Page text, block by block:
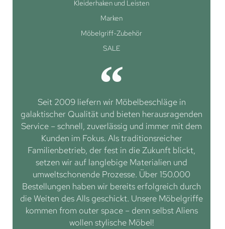
Kleiderhaken und Leisten
Marken
Möbelgriff-Zubehör
SALE
Seit 2009 liefern wir Möbelbeschläge in
galaktischer Qualität und bieten herausragenden
Service – schnell, zuverlässig und immer mit dem
Kunden im Fokus. Als traditionsreicher
Familienbetrieb, der fest in die Zukunft blickt,
setzen wir auf langlebige Materialien und
umweltschonende Prozesse. Über 150.000
Bestellungen haben wir bereits erfolgreich durch
die Weiten des Alls geschickt. Unsere Möbelgriffe
kommen from outer space – denn selbst Aliens
wollen stylische Möbel!